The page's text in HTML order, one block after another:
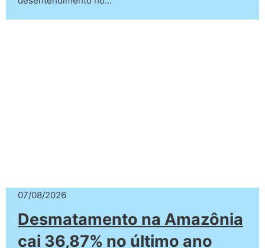
07/08/2026
Desmatamento na Amazônia
cai 36,87% no último ano